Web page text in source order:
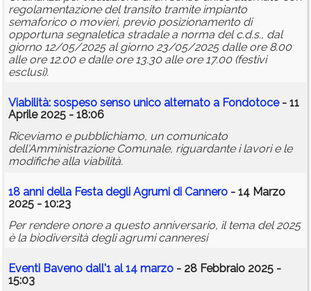
regolamentazione del transito tramite impianto
semaforico o movieri, previo posizionamento di
opportuna segnaletica stradale a norma del c.d.s., dal
giorno 12/05/2025 al giorno 23/05/2025 dalle ore 8.00
alle ore 12.00 e dalle ore 13.30 alle ore 17.00 (festivi
esclusi).
Viabilità: sospeso senso unico alternato a Fondotoce- 11
Aprile 2025 - 18:06
Riceviamo e pubblichiamo, un comunicato
dell'Amministrazione Comunale, riguardante i lavori e le
modifiche alla viabilità.
18 anni della Festa degli Agrumi di Cannero - 14 Marzo
2025 - 10:23
Per rendere onore a questo anniversario, il tema del 2025
è la biodiversità degli agrumi canneresi
Eventi Baveno dall'1 al 14 marzo - 28 Febbraio 2025 -
15:03